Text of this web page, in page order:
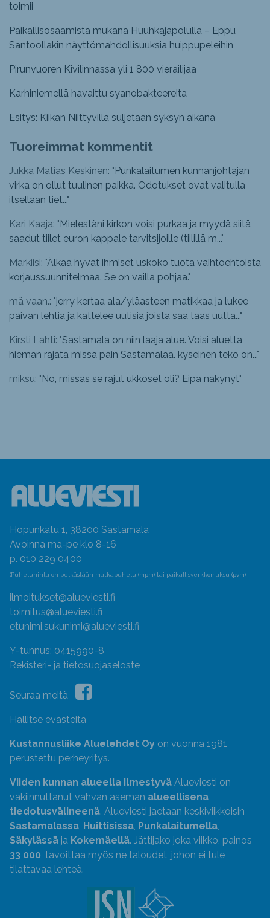
toimii
Paikallisosaamista mukana Huuhkajapolulla – Eppu
Santoollakin näyttömahdollisuuksia huippupeleihin
Pirunvuoren Kivilinnassa yli 1 800 vierailijaa
Karhiniemellä havaittu syanobakteereita
Esitys: Kiikan Niittyvilla suljetaan syksyn aikana
Tuoreimmat kommentit
Jukka Matias Keskinen: "Punkalaitumen kunnanjohtajan
virka on ollut tuulinen paikka. Odotukset ovat valitulla
itsellään tiet..."
Kari Kaaja: "Mielestäni kirkon voisi purkaa ja myydä siitä
saadut tiilet euron kappale tarvitsijoille (tiilillä m..."
Markiisi: "Älkää hyvät ihmiset uskoko tuota vaihtoehtoista
korjaussuunnitelmaa. Se on vailla pohjaa."
mä vaan.: "jerry kertaa ala/yläasteen matikkaa ja lukee
päivän lehtiä ja kattelee uutisia joista saa taas uutta..."
Kirsti Lahti: "Sastamala on niin laaja alue. Voisi aluetta
hieman rajata missä päin Sastamalaa. kyseinen teko on..."
miksu: "No, missäs se rajut ukkoset oli? Eipä näkynyt"
Hopunkatu 1, 38200 Sastamala
Avoinna ma-pe klo 8-16
p. 010 229 0400
(Puheluhinta on pelkästään matkapuhelu (mpm) tai paikallisverkkomaksu (pvm)
ilmoitukset@alueviesti.fi
toimitus@alueviesti.fi
etunimi.sukunimi@alueviesti.fi
Y-tunnus: 0415990-8
Rekisteri- ja tietosuojaseloste
Seuraa meitä
Hallitse evästeitä
Kustannusliike Aluelehdet Oy on vuonna 1981
perustettu perheyritys.
Viiden kunnan alueella ilmestyvä Alueviesti on
vakiinnuttanut vahvan aseman alueellisena
tiedotusvälineenä. Alueviesti jaetaan keskiviikkoisin
Sastamalassa, Huittisissa, Punkalaitumella,
Säkylässä ja Kokemäellä. Jättijako joka viikko, painos
33 000, tavoittaa myös ne taloudet, johon ei tule
tilattavaa lehteä.